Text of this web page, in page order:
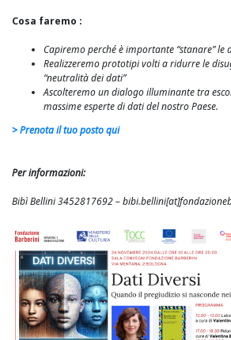
Cosa faremo :
Capiremo perché è importante “stanare” le
Realizzeremo prototipi volti a ridurre le
“neutralità dei dati”
Ascolteremo un dialogo illuminante tra
massime esperte di dati del nostro Paese.
> Prenota il tuo posto qui
Per informazioni:
Bibì Bellini 3452817692 –